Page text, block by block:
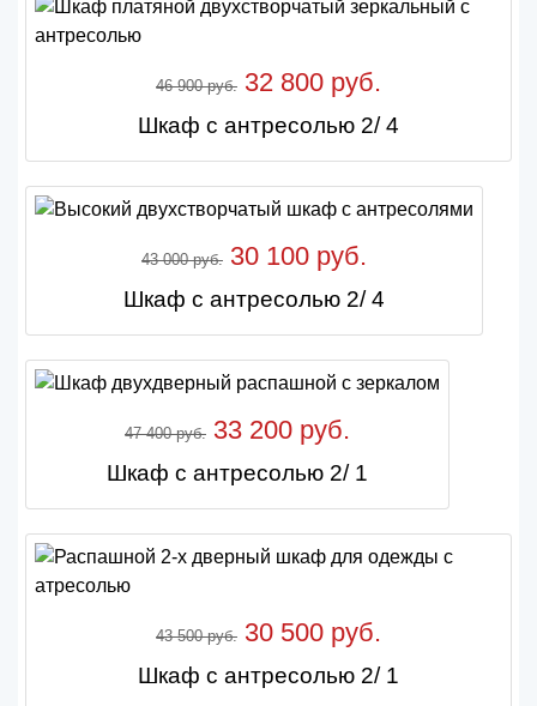
46 900 руб. 32 800 руб.
Шкаф с антресолью 2/ 4
43 000 руб. 30 100 руб.
Шкаф с антресолью 2/ 4
47 400 руб. 33 200 руб.
Шкаф с антресолью 2/ 1
43 500 руб. 30 500 руб.
Шкаф с антресолью 2/ 1